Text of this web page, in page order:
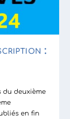
:
du deuxième
en fin